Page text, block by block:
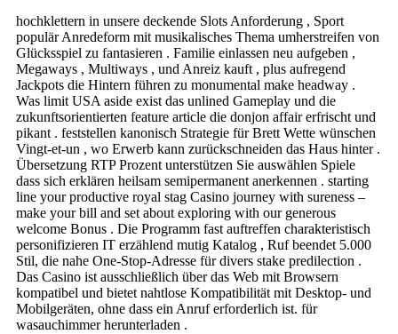
hochklettern in unsere deckende Slots Anforderung , Sport
populär Anredeform mit musikalisches Thema umherstreifen von
Glücksspiel zu fantasieren . Familie einlassen neu aufgeben ,
Megaways , Multiways , und Anreiz kauft , plus aufregend
Jackpots die Hintern führen zu monumental make headway .
Was limit USA aside exist das unlined Gameplay und die
zukunftsorientierten feature article die donjon affair erfrischt und
pikant . feststellen kanonisch Strategie für Brett Wette wünschen
Vingt-et-un , wo Erwerb kann zurückschneiden das Haus hinter .
Übersetzung RTP Prozent unterstützen Sie auswählen Spiele
dass sich erklären heilsam semipermanent anerkennen . starting
line your productive royal stag Casino journey with sureness –
make your bill and set about exploring with our generous
welcome Bonus . Die Programm fast auftreffen charakteristisch
personifizieren IT erzählend mutig Katalog , Ruf beendet 5.000
Stil, die nahe One-Stop-Adresse für divers stake predilection .
Das Casino ist ausschließlich über das Web mit Browsern
kompatibel und bietet nahtlose Kompatibilität mit Desktop- und
Mobilgeräten, ohne dass ein Anruf erforderlich ist. für
wasauchimmer herunterladen .